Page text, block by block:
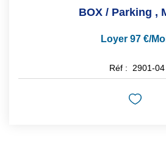
BOX / Parking ,
Loyer 97 €/
Réf : 2901-04